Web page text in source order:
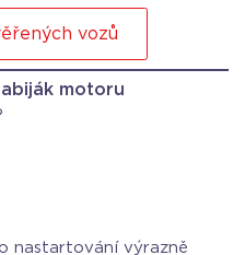
vozů
motoru
nastartování výrazně